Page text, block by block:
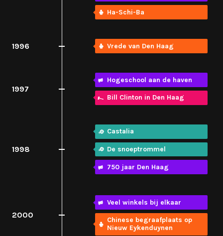
Ha-Schi-Ba
1996 Vrede van Den Haag
1997
Hogeschool aan de haven
Bill Clinton in Den Haag
1998
Castalia
De snoeptrommel
750 jaar Den Haag
2000
Veel winkels bij elkaar
Chinese begraafplaats op
Nieuw Eykenduynen